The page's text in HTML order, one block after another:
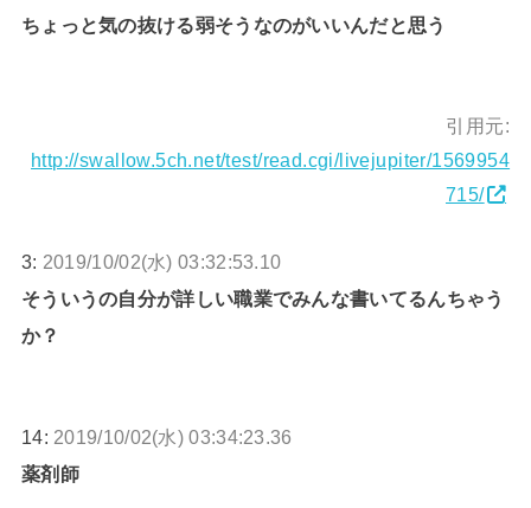
ちょっと気の抜ける弱そうなのがいいんだと思う
引用元:
http://swallow.5ch.net/test/read.cgi/livejupiter/1569954
715/
3: 2019/10/02(水) 03:32:53.10
そういうの自分が詳しい職業でみんな書いてるんちゃう
か？
14: 2019/10/02(水) 03:34:23.36
薬剤師